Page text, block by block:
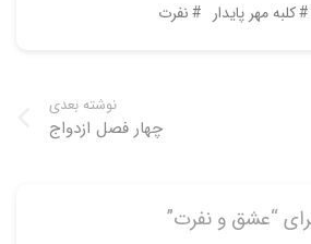
کلبه مهر پایدار نفرت
نوشته بعدی
چهار فصل ازدواج
“عشق و نفرت”